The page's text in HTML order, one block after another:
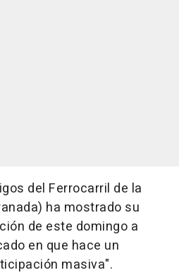
del Ferrocarril de la
ha mostrado su
de este domingo a
en que hace un
masiva".